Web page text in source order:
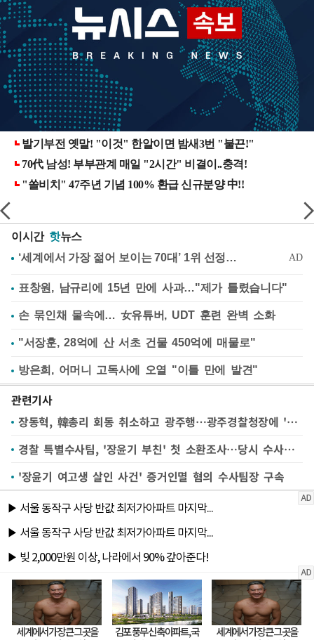
이시간 핫뉴스
표창원, 남규리에 15년 만에 사과…"제가 틀렸습니다"
손 묶인채 물속에… 女유튜버, UDT 훈련 완벽 소화
"서장훈, 28억에 산 서초 건물 450억에 매물로"
방은희, 어머니 고독사에 오열 "이틀 만에 발견"
관련기사
장동혁, 韓총리 회동 취소하고 광주행…광주경찰청장에 '장윤기 사건' 항의
경찰 특별수사팀, '장윤기 부친' 첫 소환조사…당시 수사팀장은 구속
'장윤기 여고생 살인 사건' 증거인멸 혐의 수사팀장 구속